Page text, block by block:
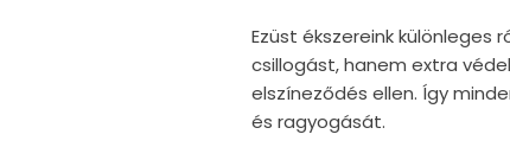
Ezüst ékszereink
csillogást, hanem extra
elszíneződés ellen. Így
és ragyogását.